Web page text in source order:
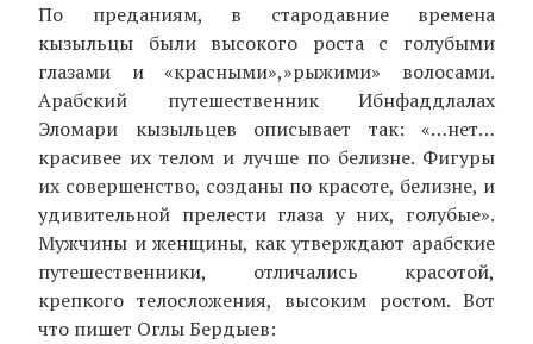
По преданиям, в стародавние времена
кызыльцы были высокого роста с голубыми
глазами и «красными»,»рыжими» волосами.
Арабский путешественник Ибнфаддлалах
Эломари кызыльцев описывает так: «…нет…
красивее их телом и лучше по белизне. Фигуры
их совершенство, созданы по красоте, белизне, и
удивительной прелести глаза у них, голубые».
Мужчины и женщины, как утверждают арабские
путешественники, отличались красотой,
крепкого телосложения, высоким ростом. Вот
что пишет Оглы Бердыев: